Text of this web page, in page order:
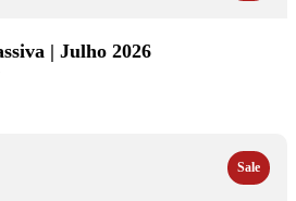
| Julho 2026
Sale